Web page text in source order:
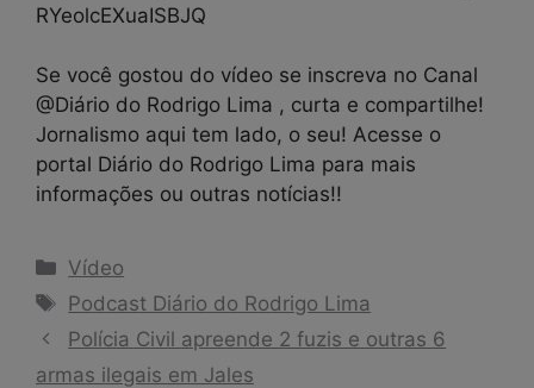
RYeolcEXuaISBJQ
Se você gostou do vídeo se inscreva no Canal
@Diário do Rodrigo Lima , curta e compartilhe!
Jornalismo aqui tem lado, o seu! Acesse o
portal Diário do Rodrigo Lima para mais
informações ou outras notícias!!
Categorias
Vídeo
Tags
Podcast Diário do Rodrigo Lima
Polícia Civil apreende 2 fuzis e outras 6
armas ilegais em Jales